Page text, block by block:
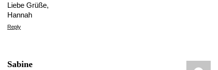
Liebe Grüße,
Hannah
Reply
Sabine